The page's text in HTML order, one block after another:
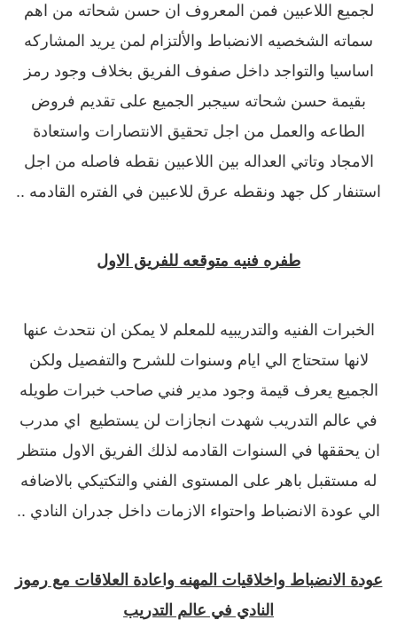
لجميع اللاعبين فمن المعروف ان حسن شحاته من اهم
سماته الشخصيه الانضباط والألتزام لمن يريد المشاركه
اساسيا والتواجد داخل صفوف الفريق بخلاف وجود رمز
بقيمة حسن شحاته سيجبر الجميع على تقديم فروض
الطاعه والعمل من اجل تحقيق الانتصارات واستعادة
الامجاد وتاتي العداله بين اللاعبين نقطه فاصله من اجل
استنفار كل جهد ونقطه عرق للاعبين في الفتره القادمه ..
طفره فنيه متوقعه للفريق الاول
الخبرات الفنيه والتدريبيه للمعلم لا يمكن ان نتحدث عنها
لانها ستحتاج الي ايام وسنوات للشرح والتفصيل ولكن
الجميع يعرف قيمة وجود مدير فني صاحب خبرات طويله
في عالم التدريب شهدت انجازات لن يستطيع اي مدرب
ان يحققها في السنوات القادمه لذلك الفريق الاول منتظر
له مستقبل باهر على المستوى الفني والتكتيكي بالاضافه
الي عودة الانضباط واحتواء الازمات داخل جدران النادي ..
عودة الانضباط واخلاقيات المهنه واعادة العلاقات مع رموز
النادي في عالم التدريب